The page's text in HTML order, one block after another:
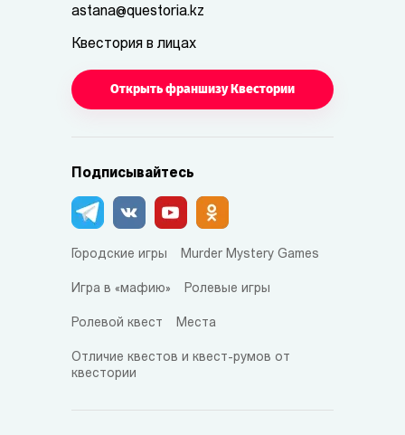
astana@questoria.kz
Квестория в лицах
Открыть франшизу Квестории
Подписывайтесь
Городские игры Murder Mystery Games
Игра в «мафию» Ролевые игры
Ролевой квест Места
Отличие квестов и квест-румов от
квестории